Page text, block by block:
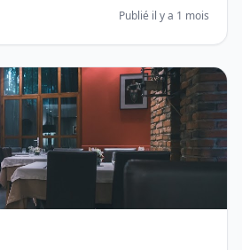
Publié il y a 1 mois